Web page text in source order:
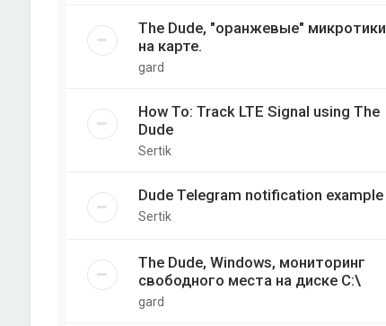
The Dude, "оранжевые" микротики
на карте.
gard
How To: Track LTE Signal using The
Dude
Sertik
Dude Telegram notification example
Sertik
The Dude, Windows, мониторинг
свободного места на диске C:\
gard